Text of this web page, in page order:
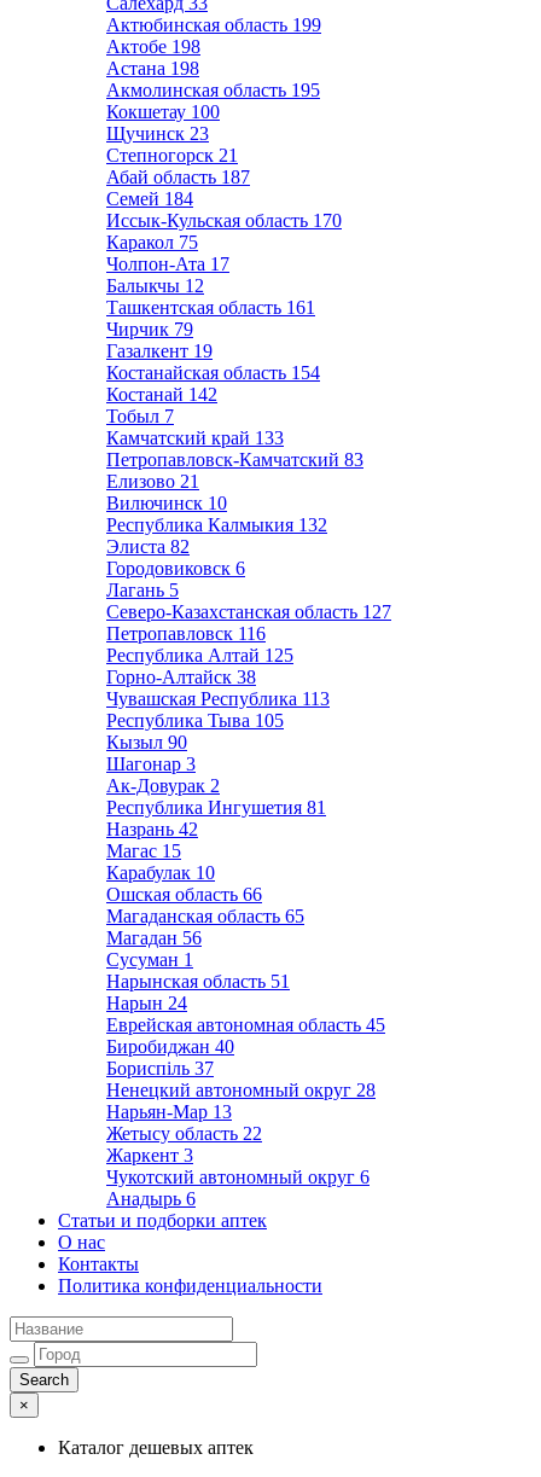
Актюбинская область 199
Актобе 198
Астана 198
Акмолинская область 195
Кокшетау 100
Щучинск 23
Степногорск 21
Абай область 187
Семей 184
Иссык-Кульская область 170
Каракол 75
Чолпон-Ата 17
Балыкчы 12
Ташкентская область 161
Чирчик 79
Газалкент 19
Костанайская область 154
Костанай 142
Тобыл 7
Камчатский край 133
Петропавловск-Камчатский 83
Елизово 21
Вилючинск 10
Республика Калмыкия 132
Элиста 82
Городовиковск 6
Лагань 5
Северо-Казахстанская область 127
Петропавловск 116
Республика Алтай 125
Горно-Алтайск 38
Чувашская Республика 113
Республика Тыва 105
Кызыл 90
Шагонар 3
Ак-Довурак 2
Республика Ингушетия 81
Назрань 42
Магас 15
Карабулак 10
Ошская область 66
Магаданская область 65
Магадан 56
Сусуман 1
Нарынская область 51
Нарын 24
Еврейская автономная область 45
Биробиджан 40
Бориспіль 37
Ненецкий автономный округ 28
Нарьян-Мар 13
Жетысу область 22
Жаркент 3
Чукотский автономный округ 6
Анадырь 6
Статьи и подборки аптек
О нас
Контакты
Политика конфиденциальности
×
Каталог дешевых аптек